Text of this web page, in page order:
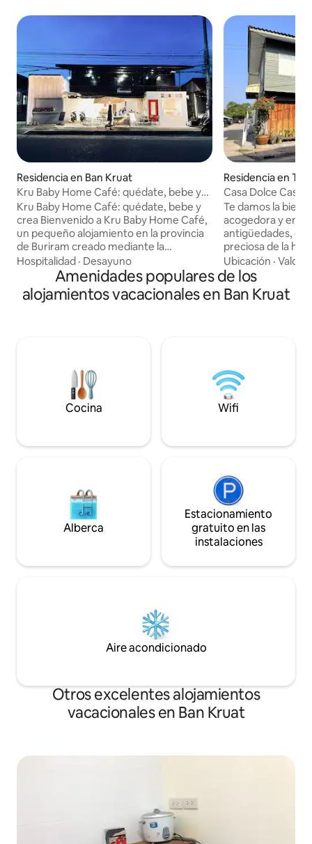
Residencia en Ban Kruat
Kru Baby Home Café: quédate, bebe y
crea
Kru Baby Home Café: quédate, bebe y
crea Bienvenido a Kru Baby Home Café,
un pequeño alojamiento en la provincia
de Buriram creado mediante la
renovación de una antigua casa de
madera para convertirla en un acogedor
café y casa de huéspedes, combinando
el encanto del pasado con la sencillez y la
forma gratuita: ☕ Bebidas de la cafetería
(pedidos ilimitados durante toda tu
estancia) 🍳 Desayuno 🎨 Actividades
relajación
Hospitalidad · Desayuno
Residencia en
n Chai
Casa Dolce Casa,
acogedora y
Te damos la
acogedora y
antigüedades,
preciosa de la
nuestra familia
La casa ha sido
con mucho
cálido y
actualizamos con
modernos que
estadía cómoda.
Ubicación ·Valor
Amenidades populares de los
alojamientos vacacionales en Ban Kruat
Cocina Wifi
Alberca
Estacionamiento
gratuito en las
instalaciones
Aire acondicionado
Otros excelentes alojamientos
vacacionales en Ban Kruat